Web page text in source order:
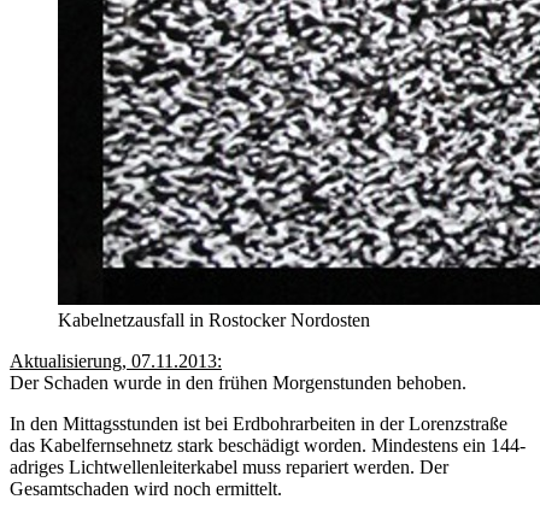
Kabelnetzausfall in Rostocker Nordosten
Aktualisierung, 07.11.2013:
Der Schaden wurde in den frühen Morgenstunden behoben.
In den Mittagsstunden ist bei Erdbohrarbeiten in der Lorenzstraße
das Kabelfernsehnetz stark beschädigt worden. Mindestens ein 144-
adriges Lichtwellenleiterkabel muss repariert werden. Der
Gesamtschaden wird noch ermittelt.